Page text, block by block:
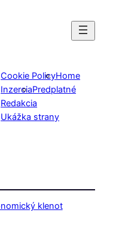
Cookie PolicyHome
InzerciaPredplatné
Redakcia
Ukážka strany